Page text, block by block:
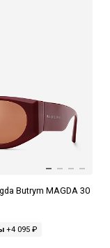
Butrym MAGDA 30
+4 095 ₽